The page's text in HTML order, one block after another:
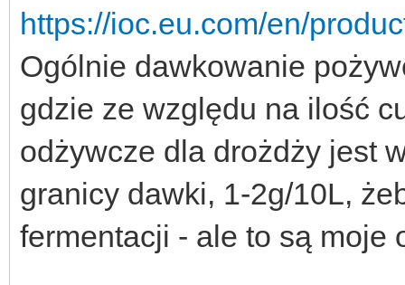
https://ioc.eu.com/en/
Ogólnie dawkowanie
gdzie ze względu na ilość
odżywcze dla drożdży jest
granicy dawki, 1-2g/10L,
fermentacji - ale to są moje